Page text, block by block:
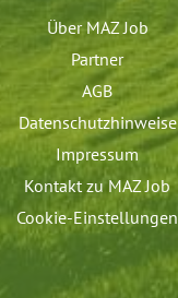
Über MAZ Job
Partner
AGB
Datenschutzhinweise
Impressum
Kontakt zu MAZ Job
Cookie-Einstellungen